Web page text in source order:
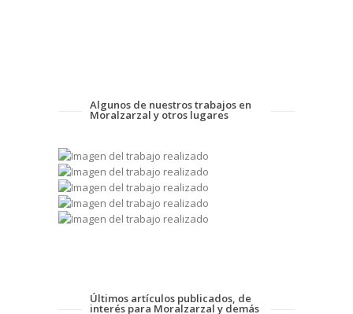
Algunos de nuestros trabajos en
Moralzarzal y otros lugares
Últimos artículos publicados, de
interés para Moralzarzal y demás